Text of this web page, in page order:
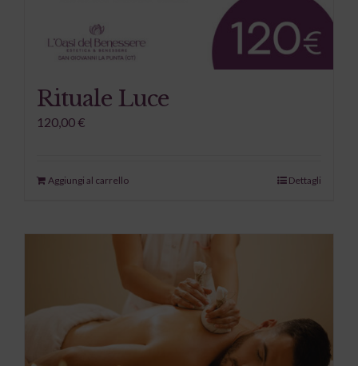
Rituale Luce
120,00 €
Aggiungi al carrello Dettagli